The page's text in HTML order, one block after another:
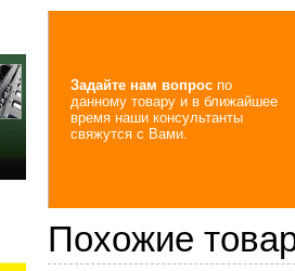
Задайте нам вопрос по
данному товару и в ближайшее
время наши консультанты
свяжутся с Вами.
Похожие